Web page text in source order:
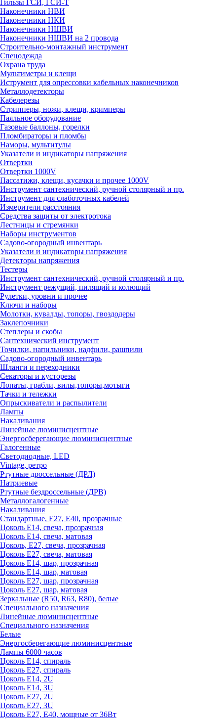
Гильзы ГСИ, ГСИ-Т
Наконечники НВИ
Наконечники НКИ
Наконечники НШВИ
Наконечники НШВИ на 2 провода
Строительно-монтажный инструмент
Спецодежда
Охрана труда
Мультиметры и клещи
Иструмент для опрессовки кабельных наконечников
Металлодетекторы
Кабелерезы
Стрипперы, ножи, клещи, кримперы
Паяльное оборудование
Газовые баллоны, горелки
Пломбираторы и пломбы
Наморы, мультитулы
Указатели и индикаторы напряжения
Отвертки
Отвертки 1000V
Пассатижи, клещи, кусачки и прочее 1000V
Инструмент сантехнический, ручной столярный и пр.
Инструмент для слаботочных кабелей
Измерители расстояния
Средства защиты от электротока
Лестницы и стремянки
Наборы инструментов
Садово-огородный инвентарь
Указатели и индикаторы напряжения
Детекторы напряжения
Тестеры
Инструмент сантехнический, ручной столярный и пр.
Инструмент режущий, пилящий и колющий
Рулетки, уровни и прочее
Ключи и наборы
Молотки, кувалды, топоры, гвоздодеры
Заклепочники
Степлеры и скобы
Сантехнический инструмент
Точилки, напильники, надфили, рашпили
Садово-огородный инвентарь
Шланги и переходники
Секаторы и кусторезы
Лопаты, грабли, вилы,топоры,мотыги
Тачки и тележки
Опрыскиватели и распылители
Лампы
Накаливания
Линейные люминисцентные
Энергосберегающие люминисцентные
Галогенные
Светодиодные, LED
Vintage, ретро
Ртутные дроссельные (ДРЛ)
Натриевые
Ртутные бездроссельные (ДРВ)
Металлогалогенные
Накаливания
Стандартные, Е27, Е40, прозрачные
Цоколь Е14, свеча, прозрачная
Цоколь Е14, свеча, матовая
Цоколь, Е27, свеча, прозрачная
Цоколь Е27, свеча, матовая
Цоколь Е14, шар, прозрачная
Цоколь Е14, шар, матовая
Цоколь Е27, шар, прозрачная
Цоколь Е27, шар, матовая
Зеркальные (R50, R63, R80), белые
Специального назначения
Линейные люминисцентные
Специального назначения
Белые
Энергосберегающие люминисцентные
Лампы 6000 часов
Цоколь Е14, спираль
Цоколь Е27, спираль
Цоколь Е14, 2U
Цоколь Е14, 3U
Цоколь Е27, 2U
Цоколь Е27, 3U
Цоколь Е27, Е40, мощные от 36Вт